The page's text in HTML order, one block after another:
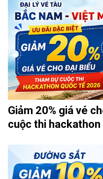
Giảm 20% giá vé
cuộc thi